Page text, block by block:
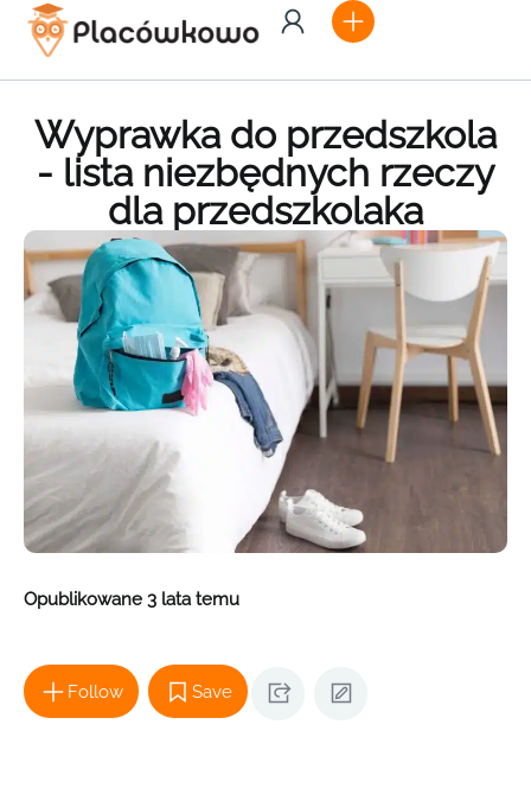
Wyprawka do przedszkola
- lista niezbędnych rzeczy
dla przedszkolaka
Opublikowane 3 lata temu
Follow Save